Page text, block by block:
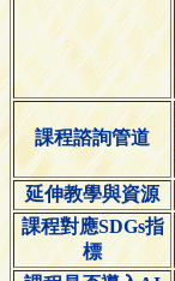
課程諮詢管道
延伸教學與資源
課程對應SDGs指
標